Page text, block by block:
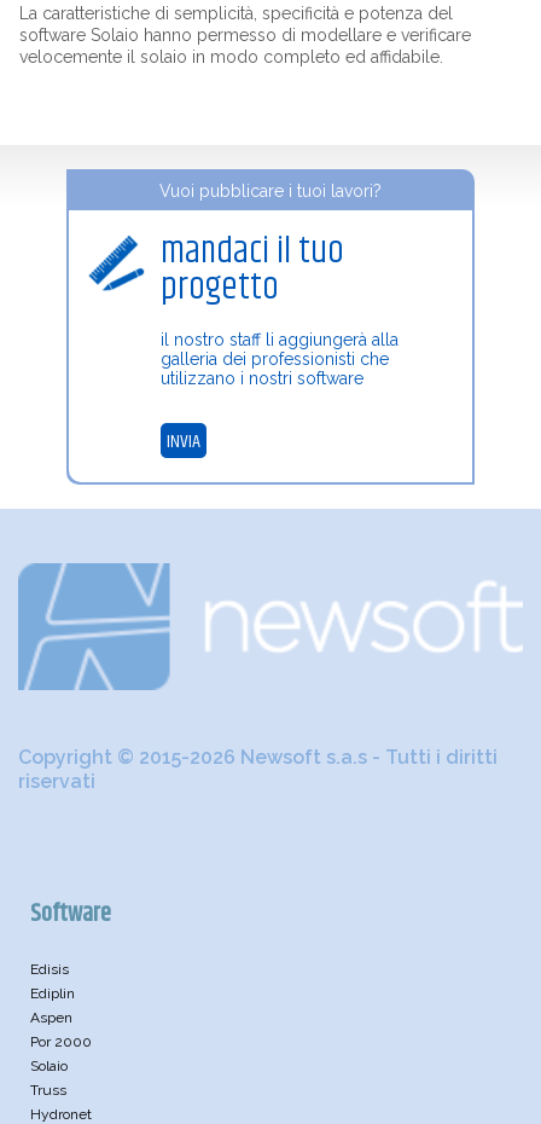
La caratteristiche di semplicità, specificità e potenza del
software Solaio hanno permesso di modellare e verificare
velocemente il solaio in modo completo ed affidabile.
Vuoi pubblicare i tuoi lavori?
mandaci il tuo
progetto
il nostro staff li aggiungerà alla
galleria dei professionisti che
utilizzano i nostri software
INVIA
Copyright © 2015-2026 Newsoft s.a.s - Tutti i diritti
riservati
Software
Edisis
Ediplin
Aspen
Por 2000
Solaio
Truss
Hydronet